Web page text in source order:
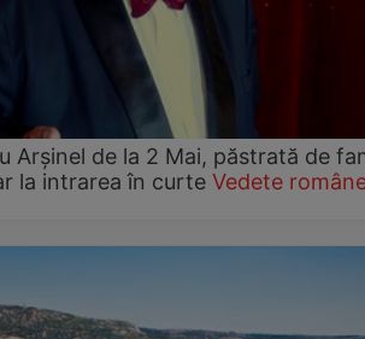
Arșinel de la 2 Mai, păstrată de
la intrarea în curte Vedete